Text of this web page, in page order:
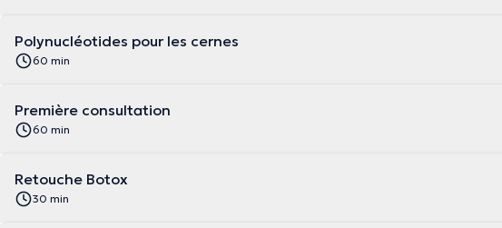
Polynucléotides pour les cernes
60 min
Première consultation
60 min
Retouche Botox
30 min